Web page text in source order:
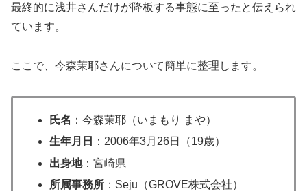
最終的に浅井さんだけが降板する事態に至ったと伝えられ
ています。
ここで、今森茉耶さんについて簡単に整理します。
氏名 ：今森茉耶（いまもり まや）
生年月日
：2006年3月26日（19歳）
出身地：宮崎県
所属事務所 ：Seju（GROVE株式会社）